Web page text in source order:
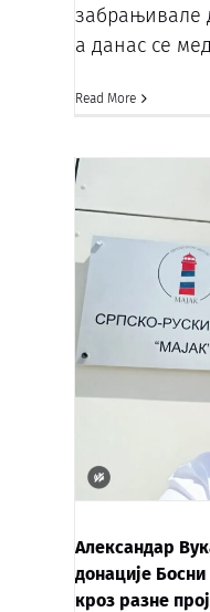
забрањивале
а данас се
Read More
Александар
донације
кроз разне